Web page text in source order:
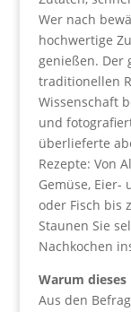
Wer nach
hochwertige
genießen. Der
traditionellen
Wissenschaft
und
überlieferte
Rezepte: Von
Gemüse, Eier-
oder Fisch bis
Staunen Sie
Nachkochen
Warum dieses
Aus den